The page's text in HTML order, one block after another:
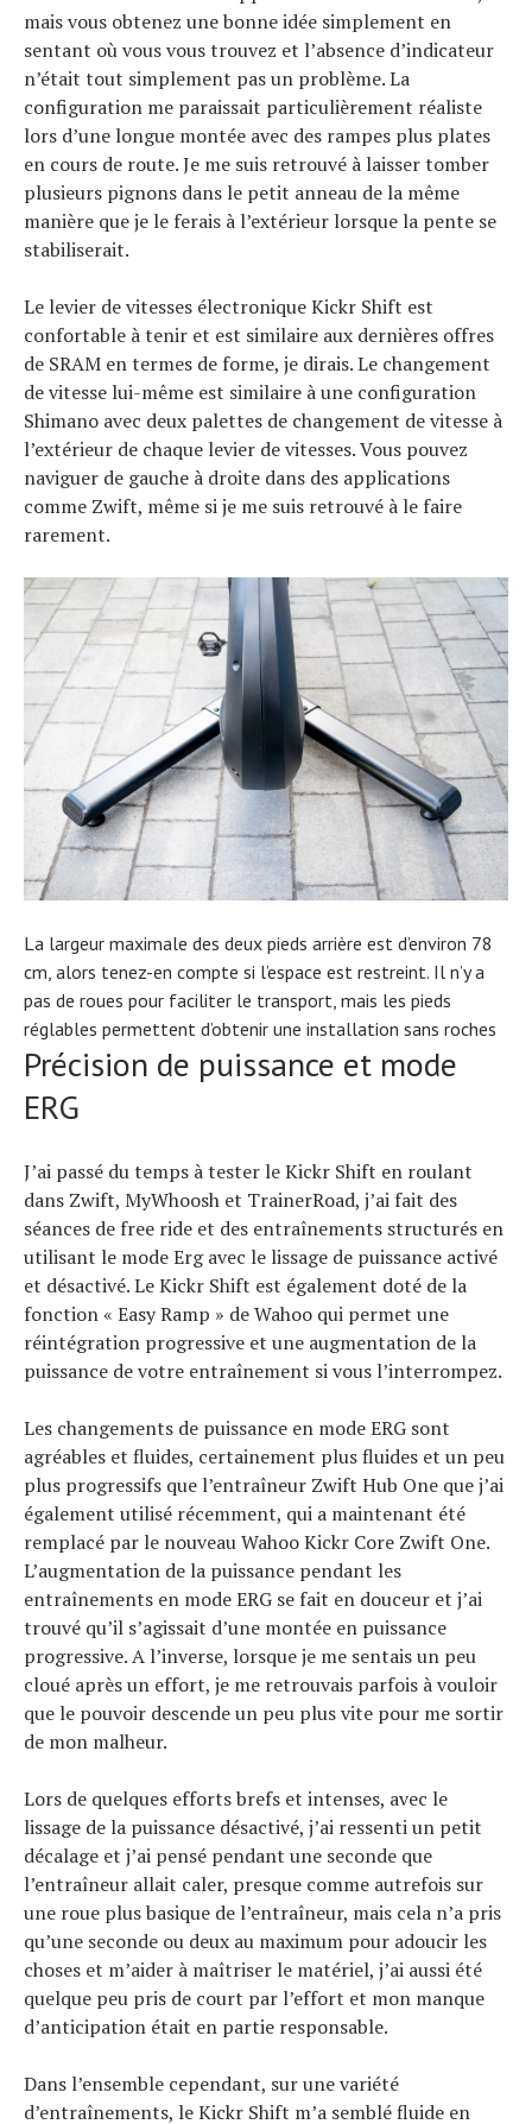
mais vous obtenez une bonne idée simplement en
sentant où vous vous trouvez et l’absence d’indicateur
n’était tout simplement pas un problème. La
configuration me paraissait particulièrement réaliste
lors d’une longue montée avec des rampes plus plates
en cours de route. Je me suis retrouvé à laisser tomber
plusieurs pignons dans le petit anneau de la même
manière que je le ferais à l’extérieur lorsque la pente se
stabiliserait.
Le levier de vitesses électronique Kickr Shift est
confortable à tenir et est similaire aux dernières offres
de SRAM en termes de forme, je dirais. Le changement
de vitesse lui-même est similaire à une configuration
Shimano avec deux palettes de changement de vitesse à
l’extérieur de chaque levier de vitesses. Vous pouvez
naviguer de gauche à droite dans des applications
comme Zwift, même si je me suis retrouvé à le faire
rarement.
La largeur maximale des deux pieds arrière est d’environ 78
cm, alors tenez-en compte si l’espace est restreint. Il n’y a
pas de roues pour faciliter le transport, mais les pieds
réglables permettent d’obtenir une installation sans roches
Précision de puissance et mode
ERG
J’ai passé du temps à tester le Kickr Shift en roulant
dans Zwift, MyWhoosh et TrainerRoad, j’ai fait des
séances de free ride et des entraînements structurés en
utilisant le mode Erg avec le lissage de puissance activé
et désactivé. Le Kickr Shift est également doté de la
fonction « Easy Ramp » de Wahoo qui permet une
réintégration progressive et une augmentation de la
puissance de votre entraînement si vous l’interrompez.
Les changements de puissance en mode ERG sont
agréables et fluides, certainement plus fluides et un peu
plus progressifs que l’entraîneur Zwift Hub One que j’ai
également utilisé récemment, qui a maintenant été
remplacé par le nouveau Wahoo Kickr Core Zwift One.
L’augmentation de la puissance pendant les
entraînements en mode ERG se fait en douceur et j’ai
trouvé qu’il s’agissait d’une montée en puissance
progressive. A l’inverse, lorsque je me sentais un peu
cloué après un effort, je me retrouvais parfois à vouloir
que le pouvoir descende un peu plus vite pour me sortir
de mon malheur.
Lors de quelques efforts brefs et intenses, avec le
lissage de la puissance désactivé, j’ai ressenti un petit
décalage et j’ai pensé pendant une seconde que
l’entraîneur allait caler, presque comme autrefois sur
une roue plus basique de l’entraîneur, mais cela n’a pris
qu’une seconde ou deux au maximum pour adoucir les
choses et m’aider à maîtriser le matériel, j’ai aussi été
quelque peu pris de court par l’effort et mon manque
d’anticipation était en partie responsable.
Dans l’ensemble cependant, sur une variété
d’entraînements, le Kickr Shift m’a semblé fluide en